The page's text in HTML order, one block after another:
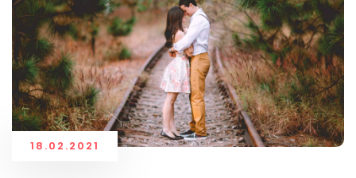
18.02.2021